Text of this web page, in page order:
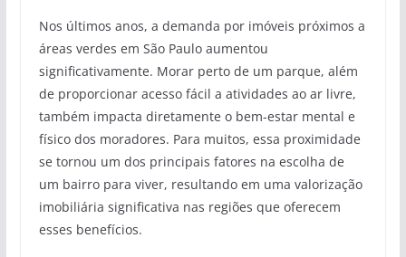
Nos últimos anos, a demanda por imóveis próximos a
áreas verdes em São Paulo aumentou
significativamente. Morar perto de um parque, além
de proporcionar acesso fácil a atividades ao ar livre,
também impacta diretamente o bem-estar mental e
físico dos moradores. Para muitos, essa proximidade
se tornou um dos principais fatores na escolha de
um bairro para viver, resultando em uma valorização
imobiliária significativa nas regiões que oferecem
esses benefícios.